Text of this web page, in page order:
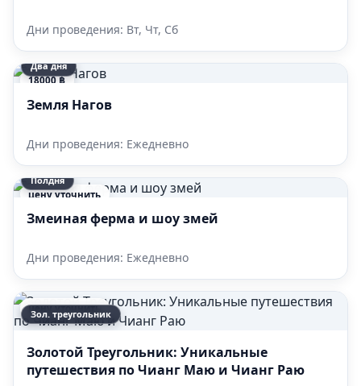
Дни проведения: Вт, Чт, Сб
18000 ฿
Два дня
Земля Нагов
Дни проведения: Ежедневно
цену уточнить
Полдня
Змеиная ферма и шоу змей
Дни проведения: Ежедневно
цену уточнить
Зол. треугольник
Золотой Треугольник: Уникальные
путешествия по Чианг Маю и Чианг Раю